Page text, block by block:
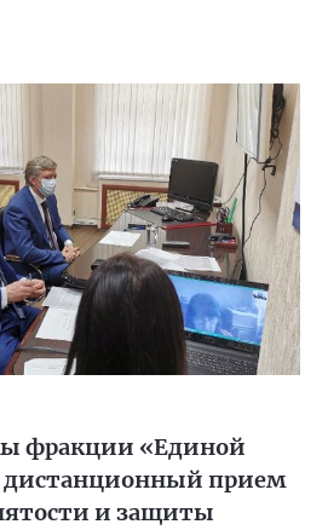
фракции «Единой
дистанционный прием
и защиты